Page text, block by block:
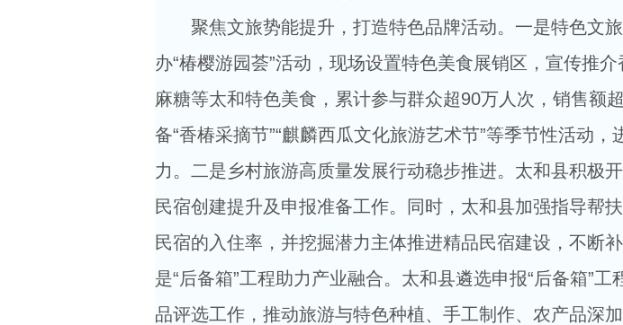
聚焦文旅势能提升，打造特色品牌活动。一是特色文
办“椿樱游园荟”活动，现场设置特色美食展销区，宣传推
麻糖等太和特色美食，累计参与群众超90万人次，销售额
备“香椿采摘节”“麒麟西瓜文化旅游艺术节”等季节性活动
力。二是乡村旅游高质量发展行动稳步推进。太和县积极
民宿创建提升及申报准备工作。同时，太和县加强指导帮
民宿的入住率，并挖掘潜力主体推进精品民宿建设，不断
是“后备箱”工程助力产业融合。太和县遴选申报“后备箱”工
品评选工作，推动旅游与特色种植、手工制作、农产品深